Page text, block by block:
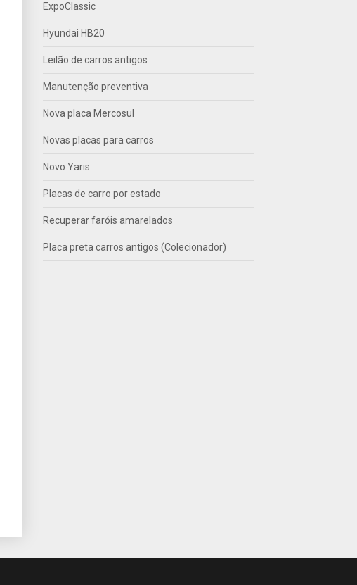
ExpoClassic
Hyundai HB20
Leilão de carros antigos
Manutenção preventiva
Nova placa Mercosul
Novas placas para carros
Novo Yaris
Placas de carro por estado
Recuperar faróis amarelados
Placa preta carros antigos (Colecionador)